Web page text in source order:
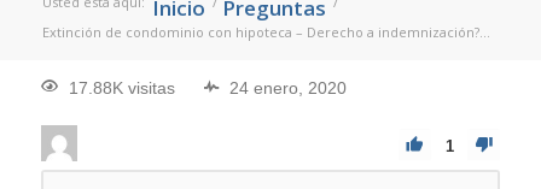
Inicio Preguntas
Extinción de condominio con hipoteca – Derecho a indemnización?...
17.88K visitas 24 enero, 2020
1